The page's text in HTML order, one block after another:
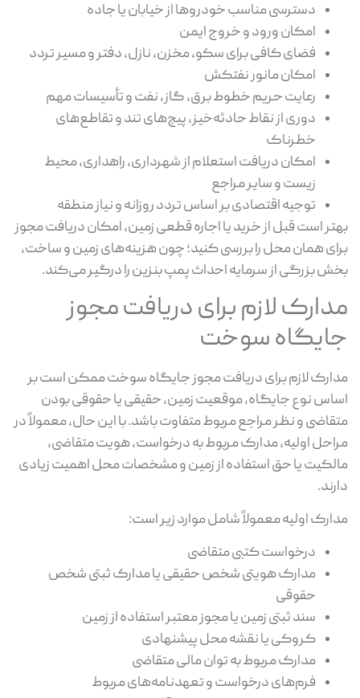
دسترسی مناسب خودروها از خیابان یا جاده
امکان ورود و خروج ایمن
فضای کافی برای سکو، مخزن، نازل، دفتر و مسیر تردد
امکان مانور نفتکش
رعایت حریم خطوط برق، گاز، نفت و تأسیسات مهم
دوری از نقاط حادثه‌خیز، پیچ‌های تند و تقاطع‌های
خطرناک
امکان دریافت استعلام از شهرداری، راهداری، محیط
زیست و سایر مراجع
توجیه اقتصادی بر اساس تردد روزانه و نیاز منطقه
است قبل از خرید یا اجاره قطعی زمین، امکان دریافت مجوز
همان محل را بررسی کنید؛ چون هزینه‌های زمین و ساخت،
بزرگی از سرمایه احداث پمپ بنزین را درگیر می‌کند.
لازم برای دریافت مجوز
سوخت
لازم برای دریافت مجوز جایگاه سوخت ممکن است بر
نوع جایگاه، موقعیت زمین، حقیقی یا حقوقی بودن
و نظر مراجع مربوط متفاوت باشد. با این حال، معمولاً در
اولیه، مدارک مربوط به درخواست، هویت متقاضی،
یا حق استفاده از زمین و مشخصات محل اهمیت زیادی
اولیه معمولاً شامل موارد زیر است:
درخواست کتبی متقاضی
مدارک هویتی شخص حقیقی یا مدارک ثبتی شخص
حقوقی
سند ثبتی زمین یا مجوز معتبر استفاده از زمین
کروکی یا نقشه محل پیشنهادی
مدارک مربوط به توان مالی متقاضی
فرم‌های درخواست و تعهدنامه‌های مربوط